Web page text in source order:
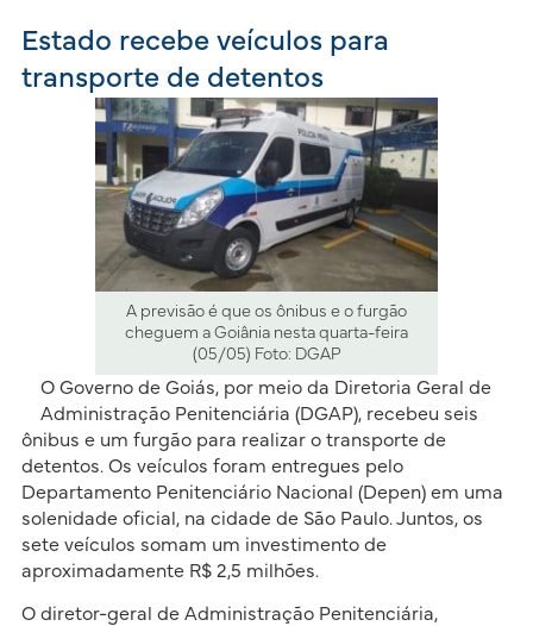
Estado recebe veículos para
transporte de detentos
A previsão é que os ônibus e o furgão
cheguem a Goiânia nesta quarta-feira
(05/05) Foto: DGAP
O Governo de Goiás, por meio da Diretoria Geral de
Administração Penitenciária (DGAP), recebeu seis
ônibus e um furgão para realizar o transporte de
detentos. Os veículos foram entregues pelo
Departamento Penitenciário Nacional (Depen) em uma
solenidade oficial, na cidade de São Paulo. Juntos, os
sete veículos somam um investimento de
aproximadamente R$ 2,5 milhões.
O diretor-geral de Administração Penitenciária,